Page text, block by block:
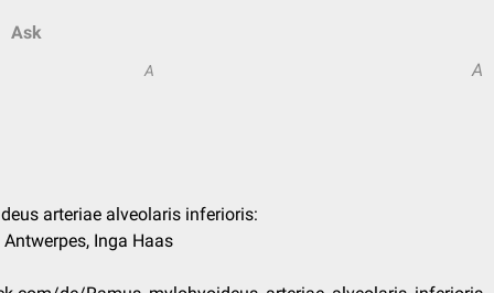
Ask
A A
arteriae alveolaris inferioris:
Inga Haas